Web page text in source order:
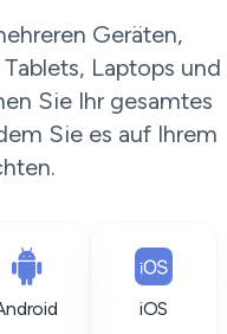
Geräten,
Laptops und
Sie Ihr gesamtes
Sie es auf Ihrem
iOS